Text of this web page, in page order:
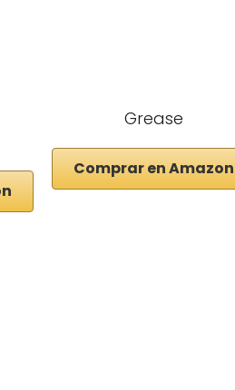
Grease
Comprar en Amazon